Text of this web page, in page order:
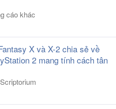
cáo khác
X và X-2 chia sẻ về
2 mang tính cách tân